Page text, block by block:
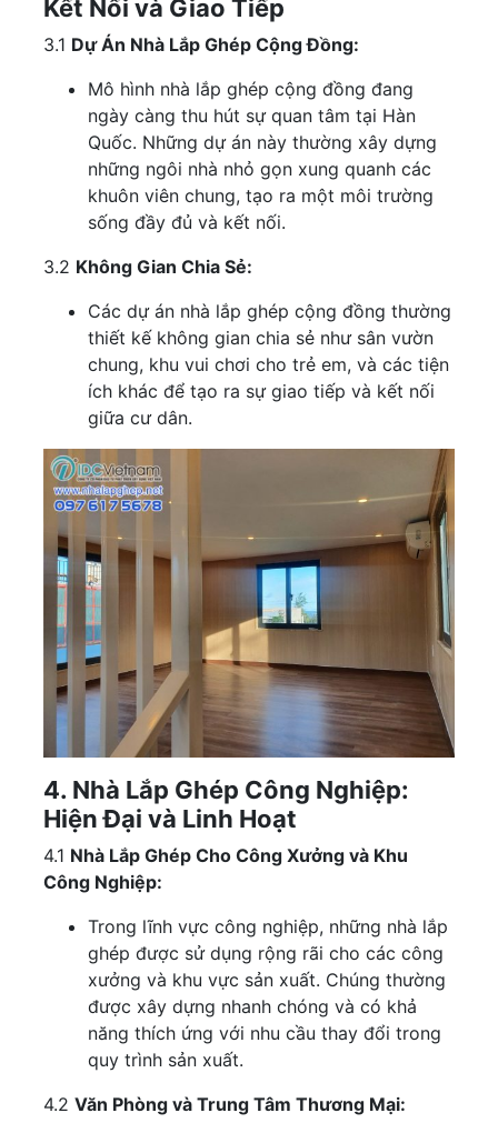
Kết Nối và Giao Tiếp
3.1 Dự Án Nhà Lắp Ghép Cộng Đồng:
Mô hình nhà lắp ghép cộng đồng đang
ngày càng thu hút sự quan tâm tại Hàn
Quốc. Những dự án này thường xây dựng
những ngôi nhà nhỏ gọn xung quanh các
khuôn viên chung, tạo ra một môi trường
sống đầy đủ và kết nối.
3.2 Không Gian Chia Sẻ:
Các dự án nhà lắp ghép cộng đồng thường
thiết kế không gian chia sẻ như sân vườn
chung, khu vui chơi cho trẻ em, và các tiện
ích khác để tạo ra sự giao tiếp và kết nối
giữa cư dân.
4. Nhà Lắp Ghép Công Nghiệp:
Hiện Đại và Linh Hoạt
4.1 Nhà Lắp Ghép Cho Công Xưởng và Khu
Công Nghiệp:
Trong lĩnh vực công nghiệp, những nhà lắp
ghép được sử dụng rộng rãi cho các công
xưởng và khu vực sản xuất. Chúng thường
được xây dựng nhanh chóng và có khả
năng thích ứng với nhu cầu thay đổi trong
quy trình sản xuất.
4.2 Văn Phòng và Trung Tâm Thương Mại: